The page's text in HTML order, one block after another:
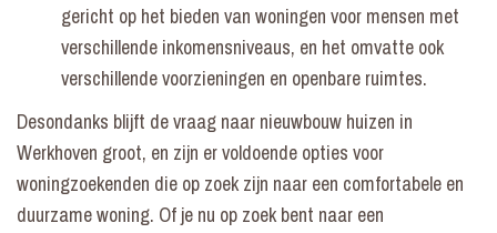
gericht op het bieden van woningen voor mensen met
verschillende inkomensniveaus, en het omvatte ook
verschillende voorzieningen en openbare ruimtes.
Desondanks blijft de vraag naar nieuwbouw huizen in
Werkhoven groot, en zijn er voldoende opties voor
woningzoekenden die op zoek zijn naar een comfortabele en
duurzame woning. Of je nu op zoek bent naar een